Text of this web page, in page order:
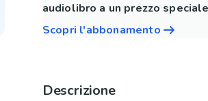
audiolibro a un prezzo speciale
Scopri l'abbonamento
Descrizione